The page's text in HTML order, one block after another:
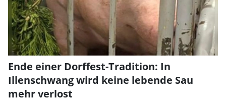
Ende einer Dorffest-Tradition: In
Illenschwang wird keine lebende Sau
mehr verlost